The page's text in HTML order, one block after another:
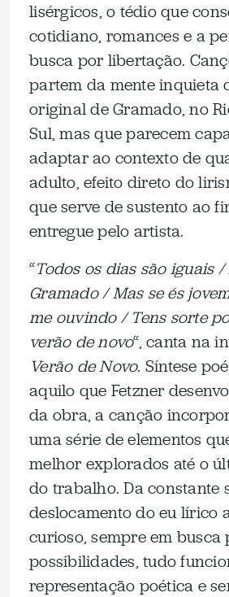
lisérgicos, o tédio que
cotidiano, romances e a
busca por libertação.
partem da mente inquieta
original de Gramado, no
Sul, mas que parecem
adaptar ao contexto de
adulto, efeito direto do
que serve de sustento ao
entregue pelo artista.
“Todos os dias são iguais
Gramado / Mas se és
me ouvindo / Tens sorte
verão de novo“, canta na
Verão de Novo. Síntese
aquilo que Fetzner
da obra, a canção
uma série de elementos
melhor explorados até o
do trabalho. Da constante
deslocamento do eu lírico
curioso, sempre em busca
possibilidades, tudo
representação poética e